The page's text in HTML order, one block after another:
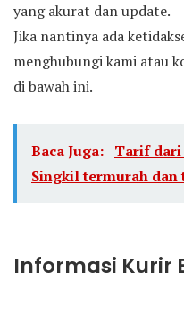
yang akurat dan update.
Jika nantinya ada
menghubungi kami atau
di bawah ini.
Baca Juga: Tarif dari
Singkil termurah
Informasi Kurir